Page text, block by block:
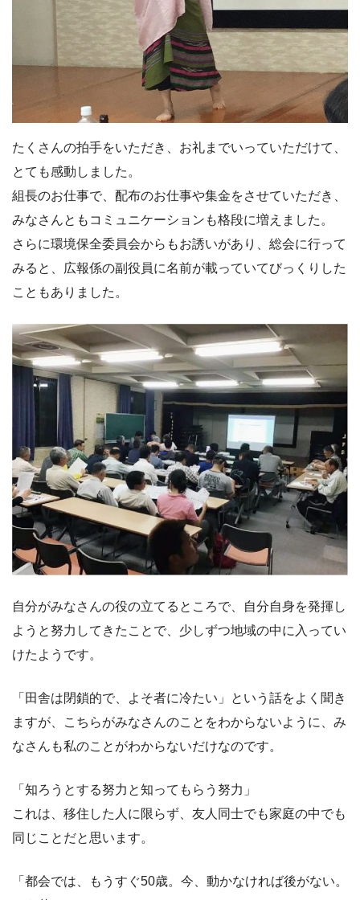
たくさんの拍手をいただき、お礼までいっていただけて、
とても感動しました。
組長のお仕事で、配布のお仕事や集金をさせていただき、
みなさんともコミュニケーションも格段に増えました。
さらに環境保全委員会からもお誘いがあり、総会に行って
みると、広報係の副役員に名前が載っていてびっくりした
こともありました。
自分がみなさんの役の立てるところで、自分自身を発揮し
ようと努力してきたことで、少しずつ地域の中に入ってい
けたようです。
「田舎は閉鎖的で、よそ者に冷たい」という話をよく聞き
ますが、こちらがみなさんのことをわからないように、み
なさんも私のことがわからないだけなのです。
「知ろうとする努力と知ってもらう努力」
これは、移住した人に限らず、友人同士でも家庭の中でも
同じことだと思います。
「都会では、もうすぐ50歳。今、動かなければ後がない。